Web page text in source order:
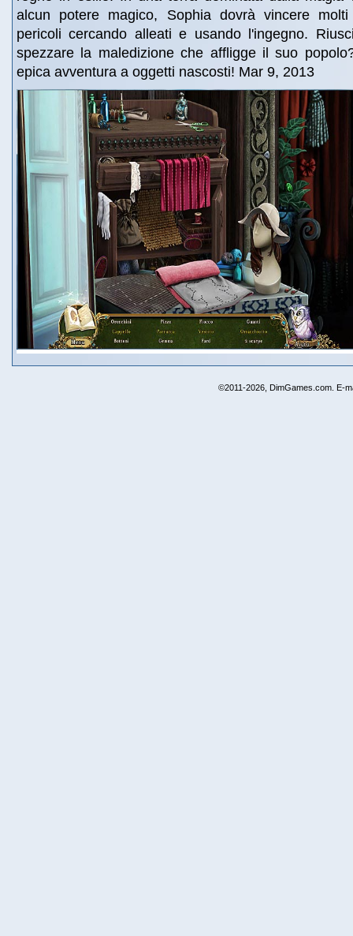
alcun potere magico, Sophia dovrà vincere
pericoli cercando alleati e usando l'ingegno.
spezzare la maledizione che affligge il suo
epica avventura a oggetti nascosti! Mar 9, 2013
©2011-2026, DimGames.com. E-